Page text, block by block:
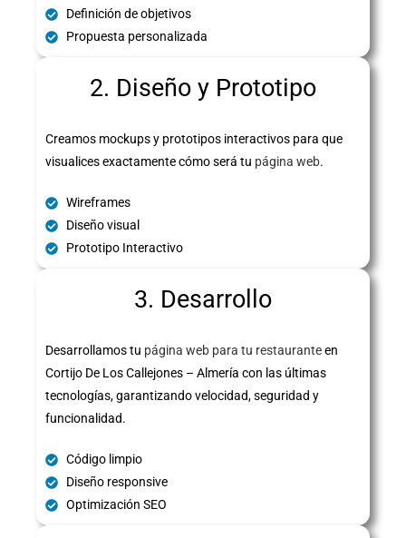
Definición de objetivos
Propuesta personalizada
2. Diseño y Prototipo
Creamos mockups y prototipos interactivos para que
visualices exactamente cómo será tu página web.
Wireframes
Diseño visual
Prototipo Interactivo
3. Desarrollo
Desarrollamos tu página web para tu restauranteen
Cortijo De Los Callejones – Almería con las últimas
tecnologías, garantizando velocidad, seguridad y
funcionalidad.
Código limpio
Diseño responsive
Optimización SEO